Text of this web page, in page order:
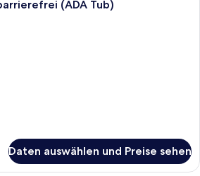
(ADA Tub)
Daten auswählen und Preise sehen